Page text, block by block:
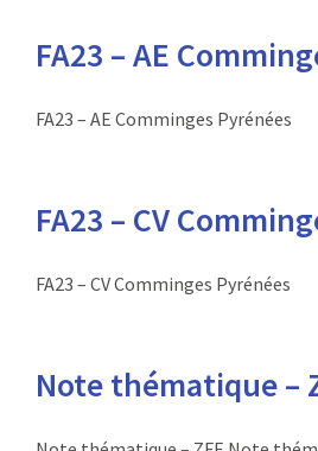
FA23 – AE
FA23 – AE Comminges Pyrénées
FA23 – CV
FA23 – CV Comminges Pyrénées
Note thématique –